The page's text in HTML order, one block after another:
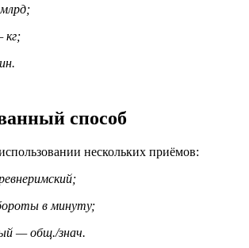
кг;
способ
нескольких приёмов:
в минуту;
— общ./знач.